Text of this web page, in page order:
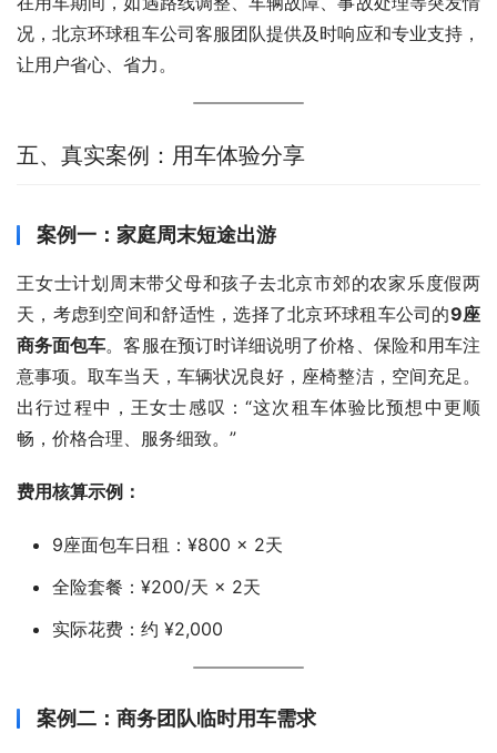
况，北京环球租车公司客服团队提供及时响应和专业支持，
让用户省心、省力。
五、真实案例：用车体验分享
案例一：家庭周末短途出游
王女士计划周末带父母和孩子去北京市郊的农家乐度假两
天，考虑到空间和舒适性，选择了北京环球租车公司的9座
商务面包车。客服在预订时详细说明了价格、保险和用车注
意事项。取车当天，车辆状况良好，座椅整洁，空间充足。
出行过程中，王女士感叹：“这次租车体验比预想中更顺
畅，价格合理、服务细致。”
费用核算示例：
9座面包车日租：¥800 × 2天
全险套餐：¥200/天 × 2天
实际花费：约 ¥2,000
案例二：商务团队临时用车需求